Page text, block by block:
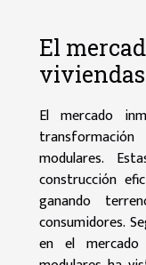
El
El mercado
modulares.
construcción
ganando
consumidores.
en el